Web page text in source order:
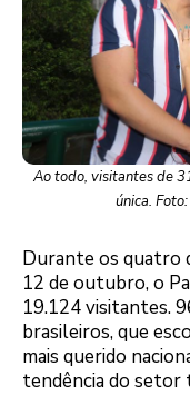
Ao todo, visitantes de
única.
Durante os quatro
12 de outubro, o
19.124 visitantes.
brasileiros, que
mais querido
tendência do setor